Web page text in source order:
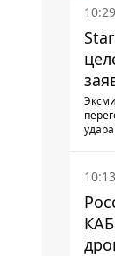
10:29
10:13